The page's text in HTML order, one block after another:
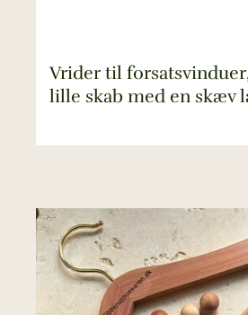
Vrider til
lille skab med en skæv